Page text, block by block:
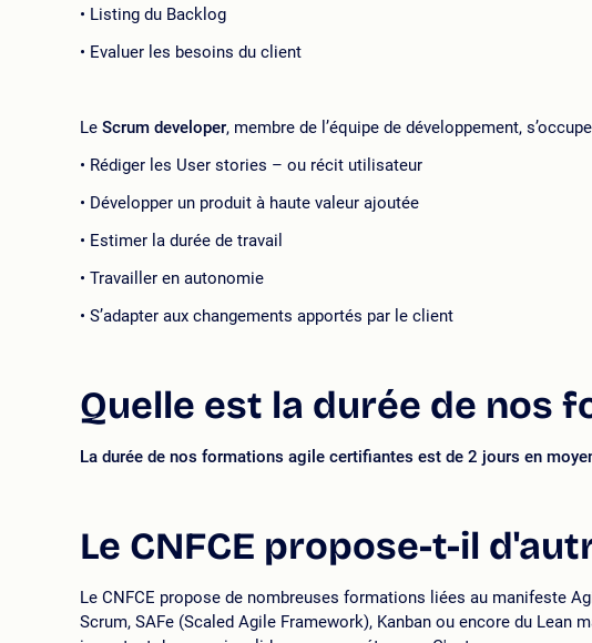
Listing du Backlog
Evaluer les besoins du client
Le Scrum developer, membre de l’équipe de développement,
Rédiger les User stories – ou récit utilisateur
Développer un produit à haute valeur ajoutée
Estimer la durée de travail
Travailler en autonomie
S’adapter aux changements apportés par le client
Quelle est la durée de nos
La durée de nos formations agile certifiantes est de 2 jours en
Le CNFCE propose-t-il
Le CNFCE propose de nombreuses formations liées au manifeste
Scrum, SAFe (Scaled Agile Framework), Kanban ou encore du